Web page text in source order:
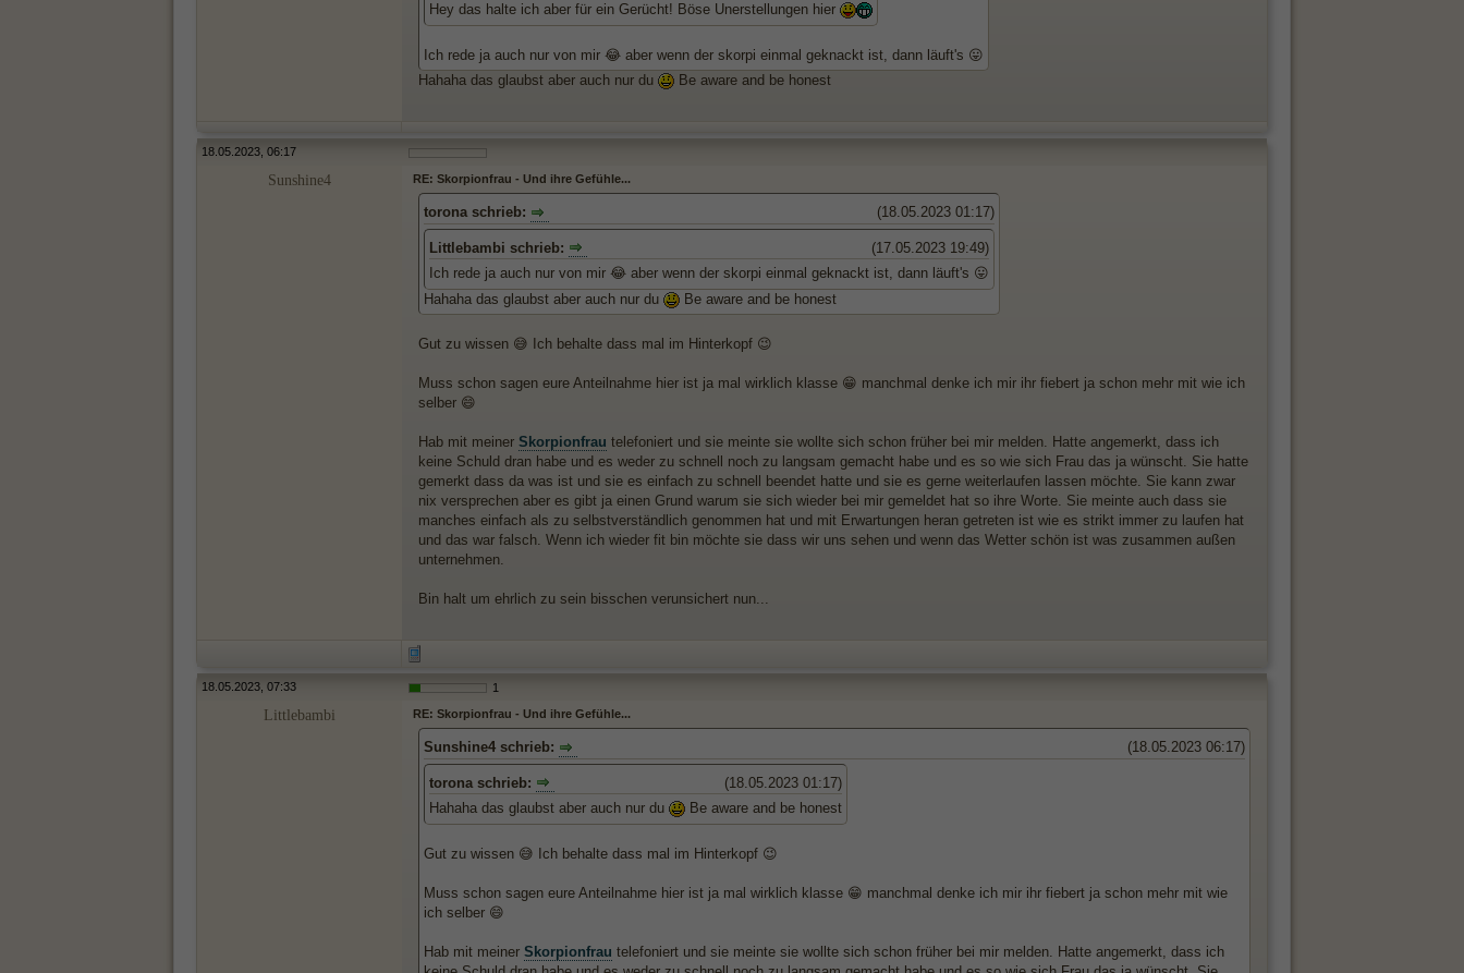
Hey das halte ich aber für ein Gerücht! Böse Unerstellungen hier
Ich rede ja auch nur von mir 😂 aber wenn der skorpi einmal geknackt ist, dann läuft's 😛
Hahaha das glaubst aber auch nur du
Be aware and be honest
18.05.2023, 06:17
Sunshine4 RE: Skorpionfrau - Und ihre Gefühle...
(18.05.2023 01:17)
torona schrieb:
(17.05.2023 19:49)
Littlebambi schrieb:
Ich rede ja auch nur von mir 😂 aber wenn der skorpi einmal geknackt ist, dann läuft's 😛
Hahaha das glaubst aber auch nur du
Be aware and be honest
Gut zu wissen 😅 Ich behalte dass mal im Hinterkopf 😉
Muss schon sagen eure Anteilnahme hier ist ja mal wirklich klasse 😁 manchmal denke ich mir ihr fiebert ja schon mehr mit wie ich
selber 😄
Hab mit meiner Skorpionfrau telefoniert und sie meinte sie wollte sich schon früher bei mir melden. Hatte angemerkt, dass ich
keine Schuld dran habe und es weder zu schnell noch zu langsam gemacht habe und es so wie sich Frau das ja wünscht. Sie hatte
gemerkt dass da was ist und sie es einfach zu schnell beendet hatte und sie es gerne weiterlaufen lassen möchte. Sie kann zwar
nix versprechen aber es gibt ja einen Grund warum sie sich wieder bei mir gemeldet hat so ihre Worte. Sie meinte auch dass sie
manches einfach als zu selbstverständlich genommen hat und mit Erwartungen heran getreten ist wie es strikt immer zu laufen hat
und das war falsch. Wenn ich wieder fit bin möchte sie dass wir uns sehen und wenn das Wetter schön ist was zusammen außen
unternehmen.
Bin halt um ehrlich zu sein bisschen verunsichert nun...
18.05.2023, 07:33 1
Littlebambi RE: Skorpionfrau - Und ihre Gefühle...
(18.05.2023 06:17)
Sunshine4 schrieb:
(18.05.2023 01:17)
torona schrieb:
Hahaha das glaubst aber auch nur du
Be aware and be honest
Gut zu wissen 😅 Ich behalte dass mal im Hinterkopf 😉
Muss schon sagen eure Anteilnahme hier ist ja mal wirklich klasse 😁 manchmal denke ich mir ihr fiebert ja schon mehr mit wie
ich selber 😄
Hab mit meiner Skorpionfrau telefoniert und sie meinte sie wollte sich schon früher bei mir melden. Hatte angemerkt, dass ich